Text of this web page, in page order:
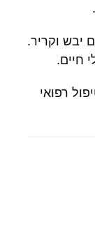
יבש וקריר.
חיים.
רפואי